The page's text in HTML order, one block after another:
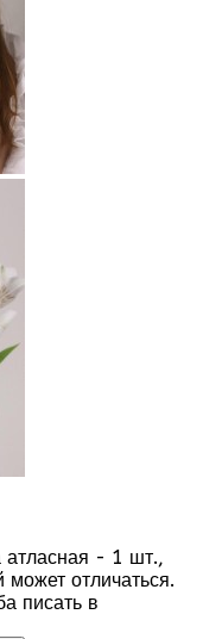
- 1 шт.,
отличаться.
писать в